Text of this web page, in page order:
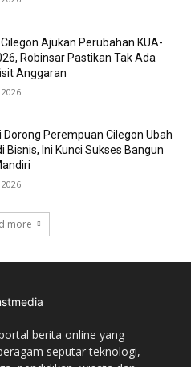
Ajukan Perubahan KUA-
Robinsar Pastikan Tak Ada
Anggaran
Dorong Perempuan Cilegon Ubah
Bisnis, Ini Kunci Sukses Bangun
more
berita online yang
seputar teknologi,